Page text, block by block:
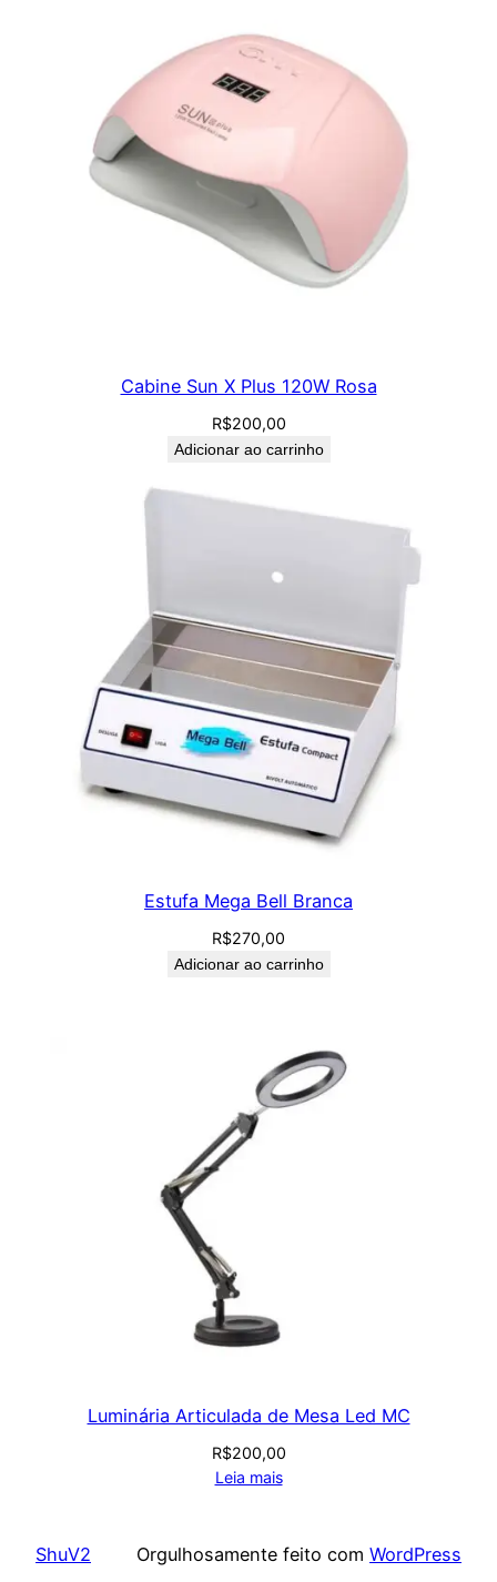
Cabine Sun X Plus 120W Rosa
R$200,00
Adicionar ao carrinho
Estufa Mega Bell Branca
R$270,00
Adicionar ao carrinho
Luminária Articulada de Mesa Led MC
R$200,00
Leia mais
ShuV2 Orgulhosamente feito com WordPress